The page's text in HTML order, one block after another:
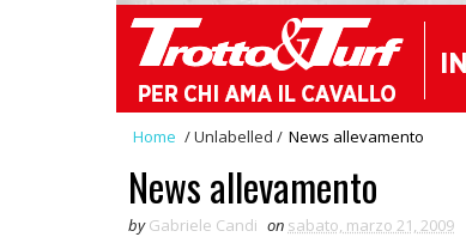
Home /Unlabelled / News allevamento
News allevamento
by Gabriele Candi on sabato, marzo 21, 2009